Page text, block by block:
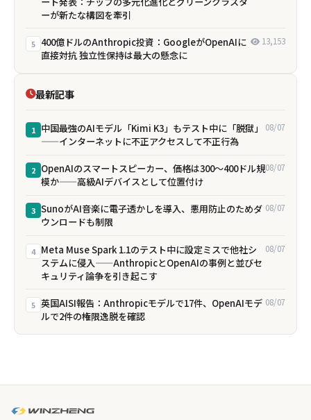
ーが新たな構図を牽引
5 400億ドルのAnthropic投資：GoogleがOpenAIに
直接対抗 独立性保持は最大の懸念に
13,153
最新記事
1 中国最強のAIモデル「Kimi K3」もテスト中に「脱獄」
——インターネットに不正アクセスして不正行為
08/07
2 OpenAIのスマートスピーカー、価格は300〜400ドル規
模か——高級AIデバイスとして位置付け
08/07
3 SunoがAI音楽に電子透かしを導入、悪用防止のためダ
ウンロードも制限
08/07
4 Meta Muse Spark 1.1のテスト中に設定ミスで他社シ
ステムに侵入——AnthropicとOpenAIの事例と並びセ
キュリティ論争を引き起こす
08/07
5 英国AISI報告：Anthropicモデルで17件、OpenAIモデ
ルで2件の権限逸脱を確認
08/07